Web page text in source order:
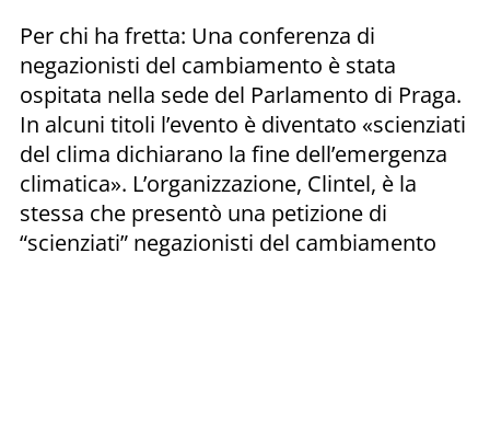
Per chi ha fretta: Una conferenza di
negazionisti del cambiamento è stata
ospitata nella sede del Parlamento di Praga.
In alcuni titoli l’evento è diventato «scienziati
del clima dichiarano la fine dell’emergenza
climatica». L’organizzazione, Clintel, è la
stessa che presentò una petizione di
“scienziati” negazionisti del cambiamento